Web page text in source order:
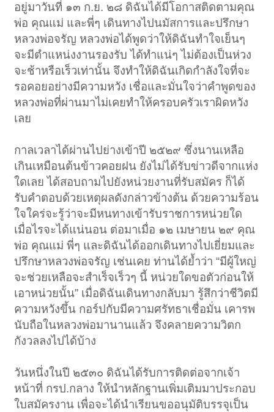
อยู่มาวันที่ ๑๓ ก.ย. ๒๘ ดิฉันได้มีโอกาสติดตามคุณ
พ่อ คุณแม่ และพี่ๆ เดินทางไปนมัสการและปรึกษา
หลวงพ่อจรัญ หลวงพ่อได้พูดว่าให้ดิฉันทำใจเย็นๆ
จะมีตำแหน่งงานรองรับ ได้ทำแน่ๆ ไม่ต้องเป็นห่วง
จะช้าหรือเร็วเท่านั้น จึงทำให้ดิฉันเกิดกำลังใจที่จะ
รอคอยอย่างมีความหวัง เชื่อและมั่นใจว่าคำพูดของ
หลวงพ่อที่ผ่านมาไม่เคยทำให้ครอบครัวเราผิดหวัง
เลย
กาลเวลาได้ผ่านไปย่างเข้าปี ๒๕๒๙ ซึ่งนานเหลือ
เกินเหมือนต้นข้าวคอยฝน ยังไม่ได้รับข่าวดีจากแห่ง
ใดเลย ได้สอบถามไปยังหน่วยงานที่รับสมัคร ก็ได้
รับคำตอบด้วยเหตุผลดังกล่าวข้างต้น ด้วยความร้อน
ใจใคร่จะรู้ว่าจะมีหนทางเข้ารับราชการหน่วยใด
เมื่อไรจะได้แน่นอน ต่อมาเมื่อ ๑๒ เมษายน ๒๙ คุณ
พ่อ คุณแม่ พี่ๆ และดิฉันได้ออกเดินทางไปเยี่ยมและ
ปรึกษาหลวงพ่อจรัญ เช่นเคย ท่านได้ย้ำว่า “มีผู้ใหญ่
จะช่วยเหลือจะสำเร็จเร็วๆ นี้ หน่วยใดขอตัวก่อนให้
เอาหน่วยนั้น” เมื่อดิฉันเดินทางกลับมา รู้สึกว่าชีวิตมี
ความหวังขึ้น กอร์ปกับมีความศรัทธาเชื่อมั่น เคารพ
นับถือในหลวงพ่อมานานแล้ว จึงคลายความวิตก
กังวลลงไปได้บ้าง
วันหนึ่งในปี ๒๕๓๐ ดิฉันได้รับการติดต่อจากเจ้า
หน้าที่ กรป.กลาง ให้นำหลักฐานเพิ่มเติมมาประกอบ
ใบสมัครงาน เพื่อจะได้นำเรียนขออนุมัติบรรจุเป็น